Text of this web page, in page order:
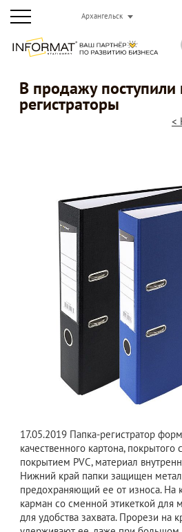
Архангельск
В продажу поступили
регистраторы
<
17.05.2019 Папка-регистратор
качественного картона, покрытого
покрытием PVC, материал
Нижний край папки защищен
предохраняющий ее от износа. На
карман со сменной этикеткой для
для удобства захвата. Прорези на